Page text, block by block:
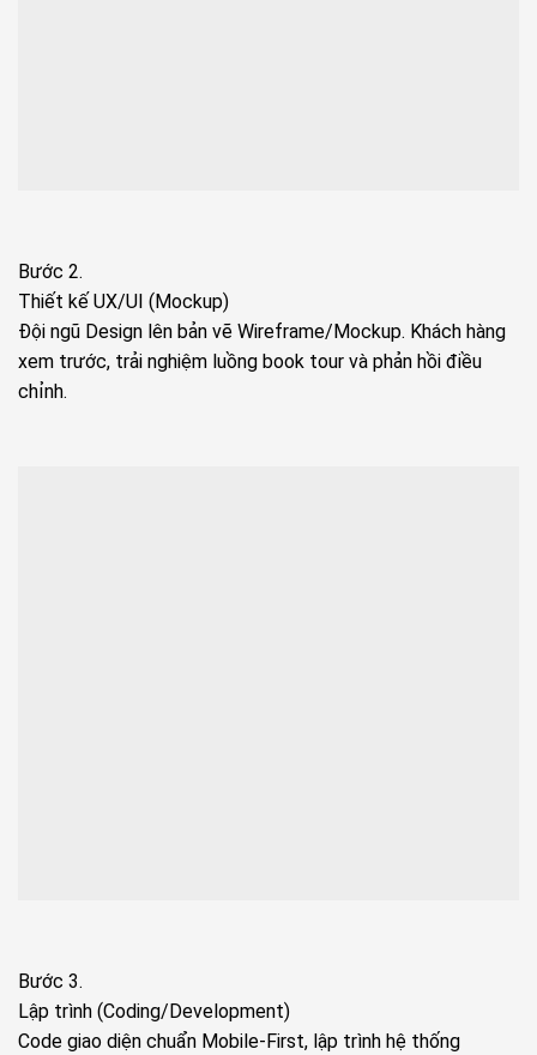
Bước 2.
Thiết kế UX/UI (Mockup)
Đội ngũ Design lên bản vẽ Wireframe/Mockup. Khách hàng
xem trước, trải nghiệm luồng book tour và phản hồi điều
chỉnh.
Bước 3.
Lập trình (Coding/Development)
Code giao diện chuẩn Mobile-First, lập trình hệ thống